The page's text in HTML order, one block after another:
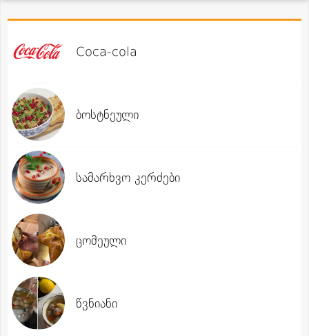
Coca-cola
ბოსტნეული
სამარხვო კერძები
ცომეული
წვნიანი